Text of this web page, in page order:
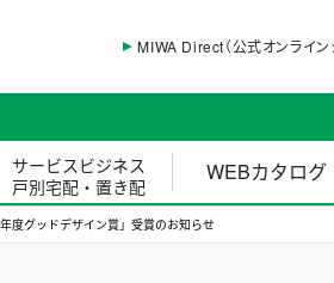
MIWA Direct（公式オンライン
サービスビジネス
戸別宅配・置き配
WEBカタログ
年度グッドデザイン賞」受賞のお知らせ